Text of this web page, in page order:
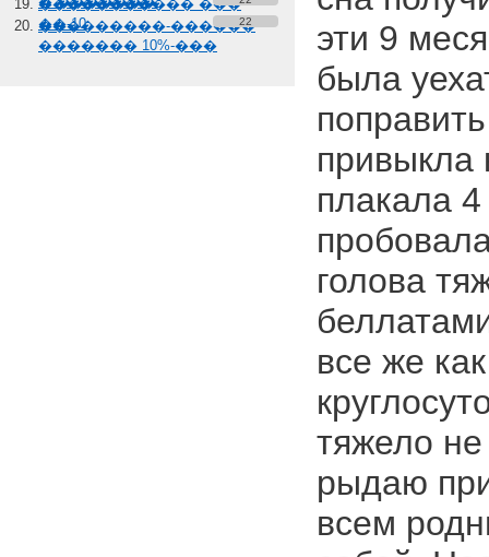
����������� ���
��-10
���������-������
������� 10%-���
22
эти 9
была
привыкла
плакала
голова
все же
тяжело
рыдаю
всем